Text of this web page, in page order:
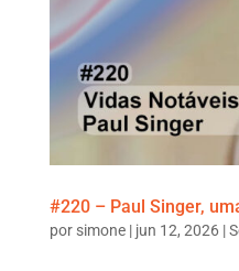
#220 – Paul Singer,
por simone| jun 12, 2026|